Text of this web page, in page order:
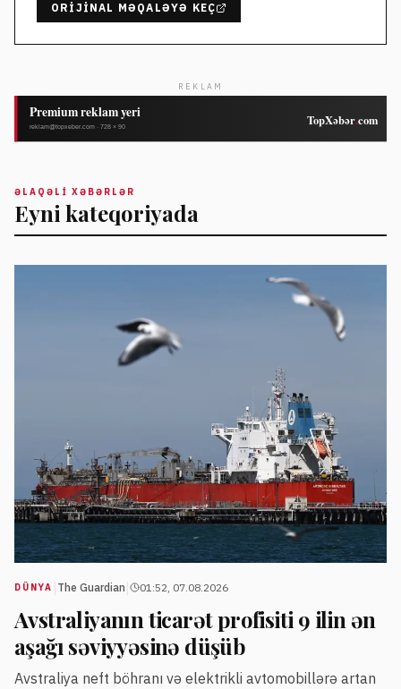
ORIJINAL MƏQALƏYƏ KEÇ
REKLAM
ƏLAQƏLI XƏBƏRLƏR
Eyni kateqoriyada
DÜNYA The Guardian 01:52, 07.08.2026
Avstraliyanın ticarət profisiti 9 ilin ən
aşağı səviyyəsinə düşüb
Avstraliya neft böhranı və elektrikli avtomobillərə artan